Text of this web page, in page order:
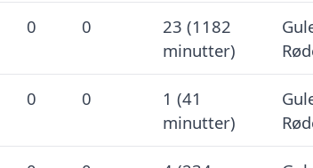
0 0
23 (1182
minutter)
0 0
1 (41
minutter)